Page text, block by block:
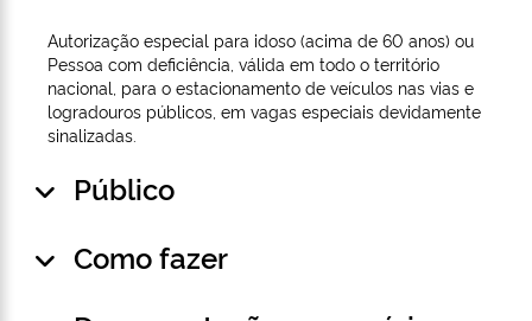
Autorização especial para idoso (acima de 60 anos) ou
Pessoa com deficiência, válida em todo o território
nacional, para o estacionamento de veículos nas vias e
logradouros públicos, em vagas especiais devidamente
sinalizadas.
Público
Como fazer